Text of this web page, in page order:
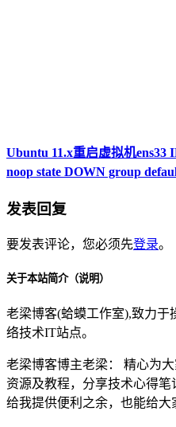
Ubuntu 11.x重启虚拟机ens33
noop state DOWN group
发表回复
要发表评论，您必须先登录。
关于本站简介（说明）
老梁博客(蛤蟆工作室),致力于
络技术IT站点。
老梁博客博主老梁： 精心为
资源及教程，分享技术心得
给我提供便利之余，也能给大